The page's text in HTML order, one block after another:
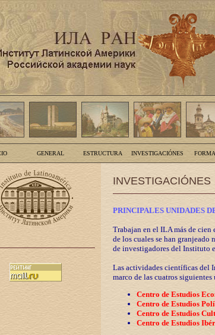
GENERAL ESTRUCTURA INVESTIGACIÓNES
INVESTIGACIÓNES
PRINCIPALES UNIDADES
Trabajan en el ILA más de
de los cuales se han
de investigadores del Instituto
Las actividades científicas del
marco de las cuatros
Centro de Estudios
Centro de Estudios
Centro de Estudios
Centro de Estudios